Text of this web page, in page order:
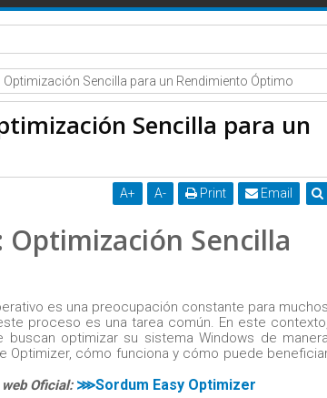
están entrando animales peligrosos
Sencilla para un Rendimiento Óptimo
Sencilla para un
A+ A- Print Email
Optimización Sencilla
es una preocupación constante para muchos
proceso es una tarea común. En este contexto,
optimizar su sistema Windows de manera
Optimizer, cómo funciona y cómo puede
Oficial: ⋙Sordum Easy Optimizer